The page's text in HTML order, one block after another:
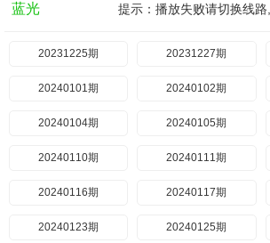
蓝光 提示：播放失败请切换线
20231225期 20231227期
20240101期 20240102期
20240104期 20240105期
20240110期 20240111期
20240116期 20240117期
20240123期 20240125期